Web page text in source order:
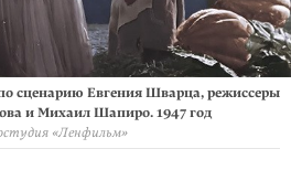
сценарию Евгения Шварца, режиссеры
и Михаил Шапиро. 1947 год
«Ленфильм»